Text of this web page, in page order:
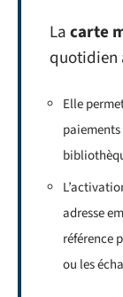
Lacarte
quotidien
Elle
paiements
adresse
référence
ou les